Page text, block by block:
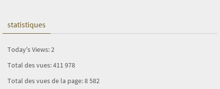
statistiques
Today's Views:2
Total des vues:411 978
Total des vues de la page:8 582